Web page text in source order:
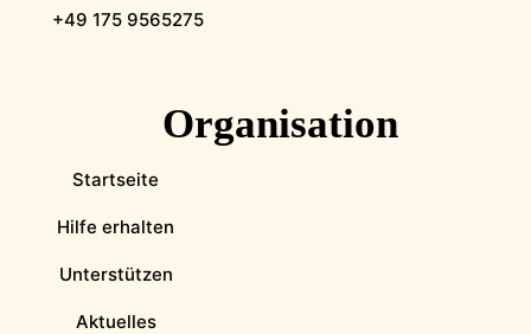
+49 175 9565275
Organisation
Startseite
Hilfe erhalten
Unterstützen
Aktuelles